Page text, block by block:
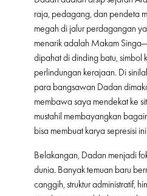
raja, pedagang, dan pendeta
megah di jalur perdagangan
menarik adalah Makam
dipahat di dinding batu, simbol
perlindungan kerajaan. Di
para bangsawan Dadan
membawa saya mendekat ke
mustahil membayangkan
bisa membuat karya sepresisi
Belakangan, Dadan menjadi
dunia. Banyak temuan baru
canggih, struktur administratif,